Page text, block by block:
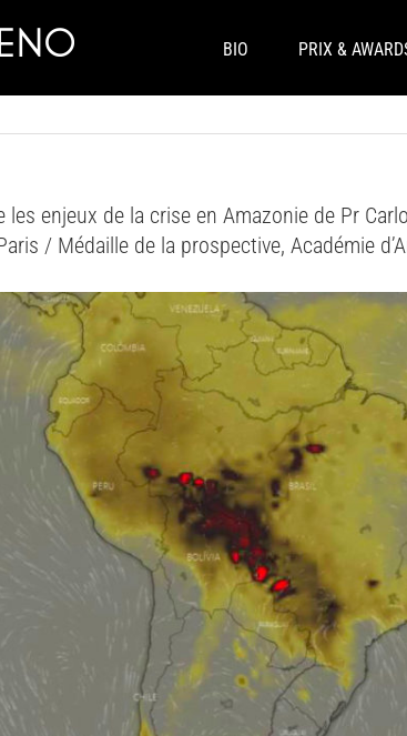
BIO PRIX &
les enjeux de la crise en Amazonie de Pr
/ Médaille de la prospective, Académie